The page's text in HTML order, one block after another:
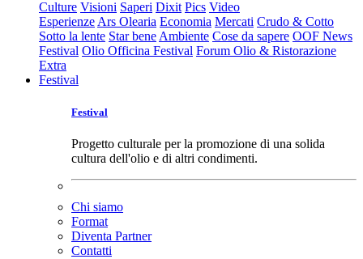
Culture Visioni Saperi Dixit Pics Video
Esperienze Ars Olearia Economia Mercati Crudo & Cotto
Sotto la lente Star bene Ambiente Cose da sapere OOF News
Festival Olio Officina Festival Forum Olio & Ristorazione
Extra
Festival
Festival
Progetto culturale per la promozione di una solida
cultura dell'olio e di altri condimenti.
Chi siamo
Format
Diventa Partner
Contatti